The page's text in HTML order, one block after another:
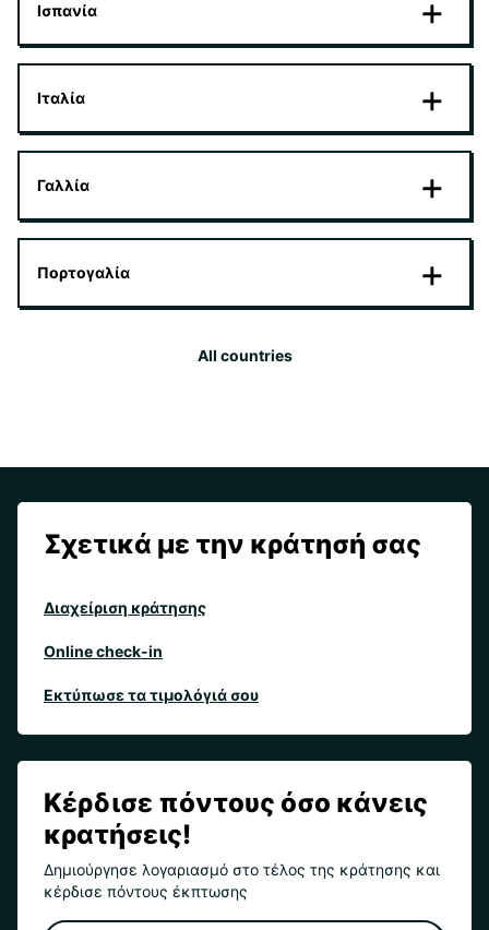
Ισπανία
Ιταλία
Γαλλία
Πορτογαλία
All countries
Σχετικά με την κράτησή σας
Διαχείριση κράτησης
Online check-in
Εκτύπωσε τα τιμολόγιά σου
Κέρδισε πόντους όσο κάνεις
κρατήσεις!
Δημιούργησε λογαριασμό στο τέλος της κράτησης και
κέρδισε πόντους έκπτωσης